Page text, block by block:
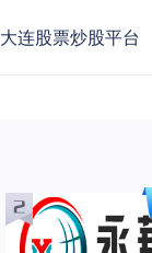
大连股票炒股平台